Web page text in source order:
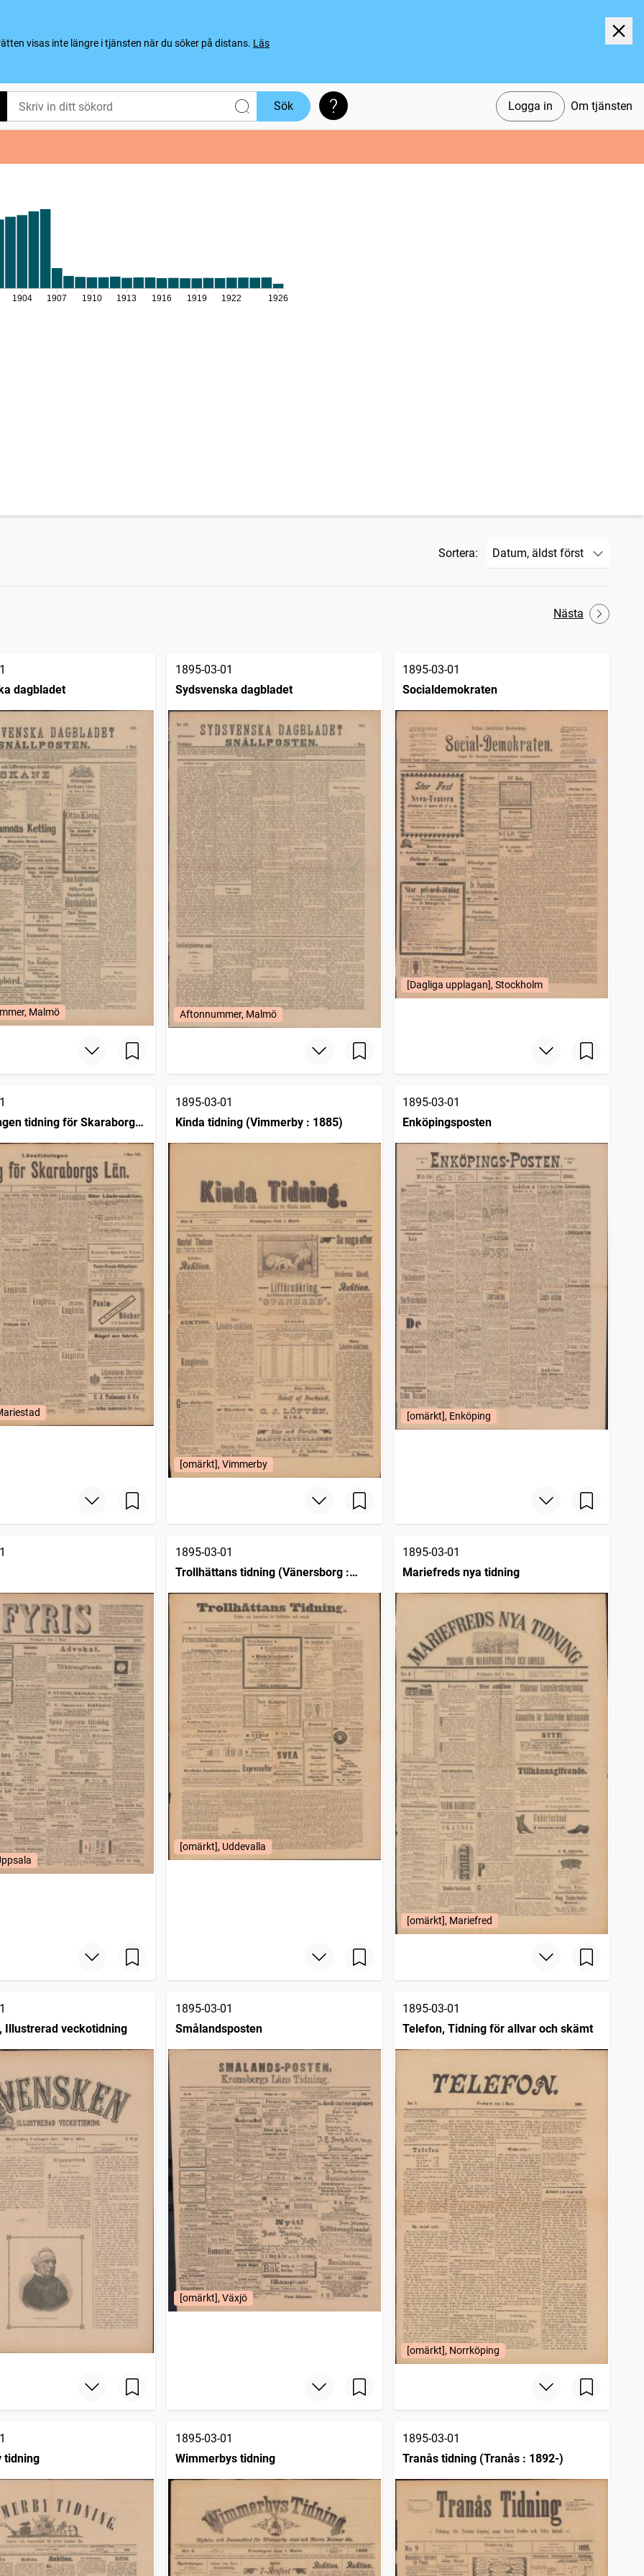
visas inte längre i tjänsten när du söker på distans. Läs
Logga in Om tjänsten
Sök Söktips
1904 1907 1910 1913 1916 1919 1922 1926
Sortera:
Nästa
dagbladet
Malmö
1895-03-01
Sydsvenska dagbladet
Aftonnummer, Malmö
1895-03-01
Socialdemokraten
[Dagliga upplagan], Stockholm
tidning för Skaraborgs
1895-03-01
Kinda tidning (Vimmerby : 1885)
[omärkt], Vimmerby
1895-03-01
Enköpingsposten
[omärkt], Enköping
1895-03-01
Trollhättans tidning (Vänersborg :
1903)
[omärkt], Uddevalla
1895-03-01
Mariefreds nya tidning
[omärkt], Mariefred
Illustrerad veckotidning
1895-03-01
Smålandsposten
[omärkt], Växjö
1895-03-01
Telefon, Tidning för allvar och skämt
[omärkt], Norrköping
tidning
1895-03-01
Wimmerbys tidning
1895-03-01
Tranås tidning (Tranås : 1892-)